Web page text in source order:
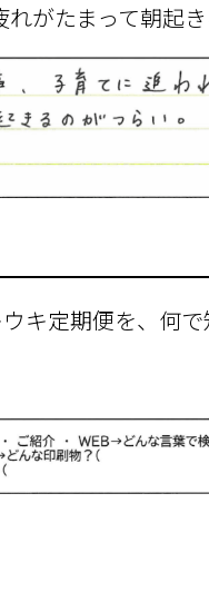
がたまって朝起き
キ定期便を、何